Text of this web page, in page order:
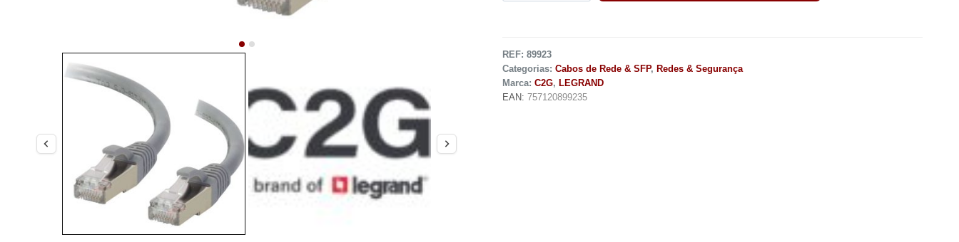
REF: 89923
Categorias: Cabos de Rede & SFP, Redes & Segurança
Marca: C2G, LEGRAND
EAN: 757120899235